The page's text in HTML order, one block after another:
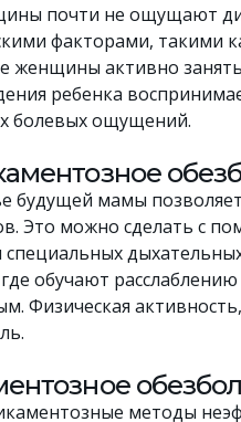
почти не ощущают
факторами, такими
женщины активно
ребенка
болевых ощущений.
будущей мамы
Это можно сделать с
обучают
Физическая
методы